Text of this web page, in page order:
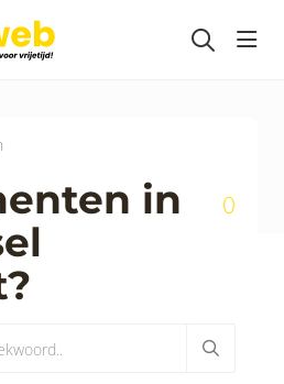
in
0